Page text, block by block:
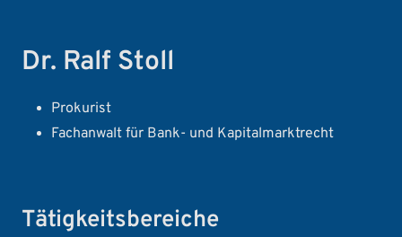
Dr. Ralf Stoll
Prokurist
Fachanwalt für Bank- und Kapitalmarktrecht
Tätigkeitsbereiche